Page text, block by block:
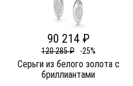
90 214 ₽
120 285 ₽ -25%
Серьги из белого золота c
бриллиантами